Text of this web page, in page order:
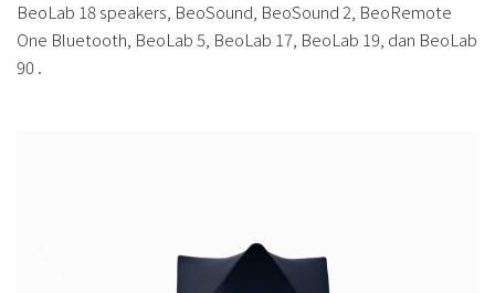
BeoLab 18 speakers, BeoSound, BeoSound 2, BeoRemote
One Bluetooth, BeoLab 5, BeoLab 17, BeoLab 19, dan BeoLab
90 .